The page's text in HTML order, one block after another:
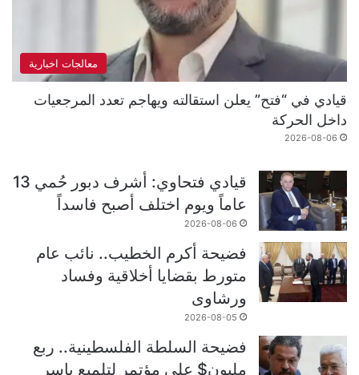
معالجات اخبارية
قيادي في “فتح” يعلن استقالته ويهاجم تعدد المرجعيات
داخل الحركة
2026-08-06
قيادي فتحاوي: أشرف دبور حُمي 13
عاماً ويوم اختلف أصبح فاسداً
2026-08-06
فضيحة أكرم الخطيب.. نائب عام
متورط بقضايا أخلاقية وفساد
ورشاوى
2026-08-05
فضيحة السلطة الفلسطينية.. ربع
مليون$ على مؤتمر لتلميع ياسر